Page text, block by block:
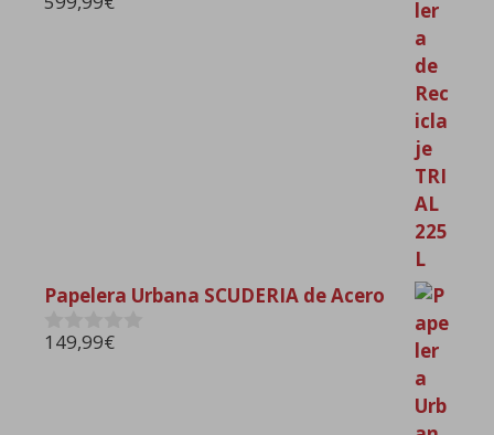
0
Papelera Urbana SCUDERIA de Acero
0149,99€